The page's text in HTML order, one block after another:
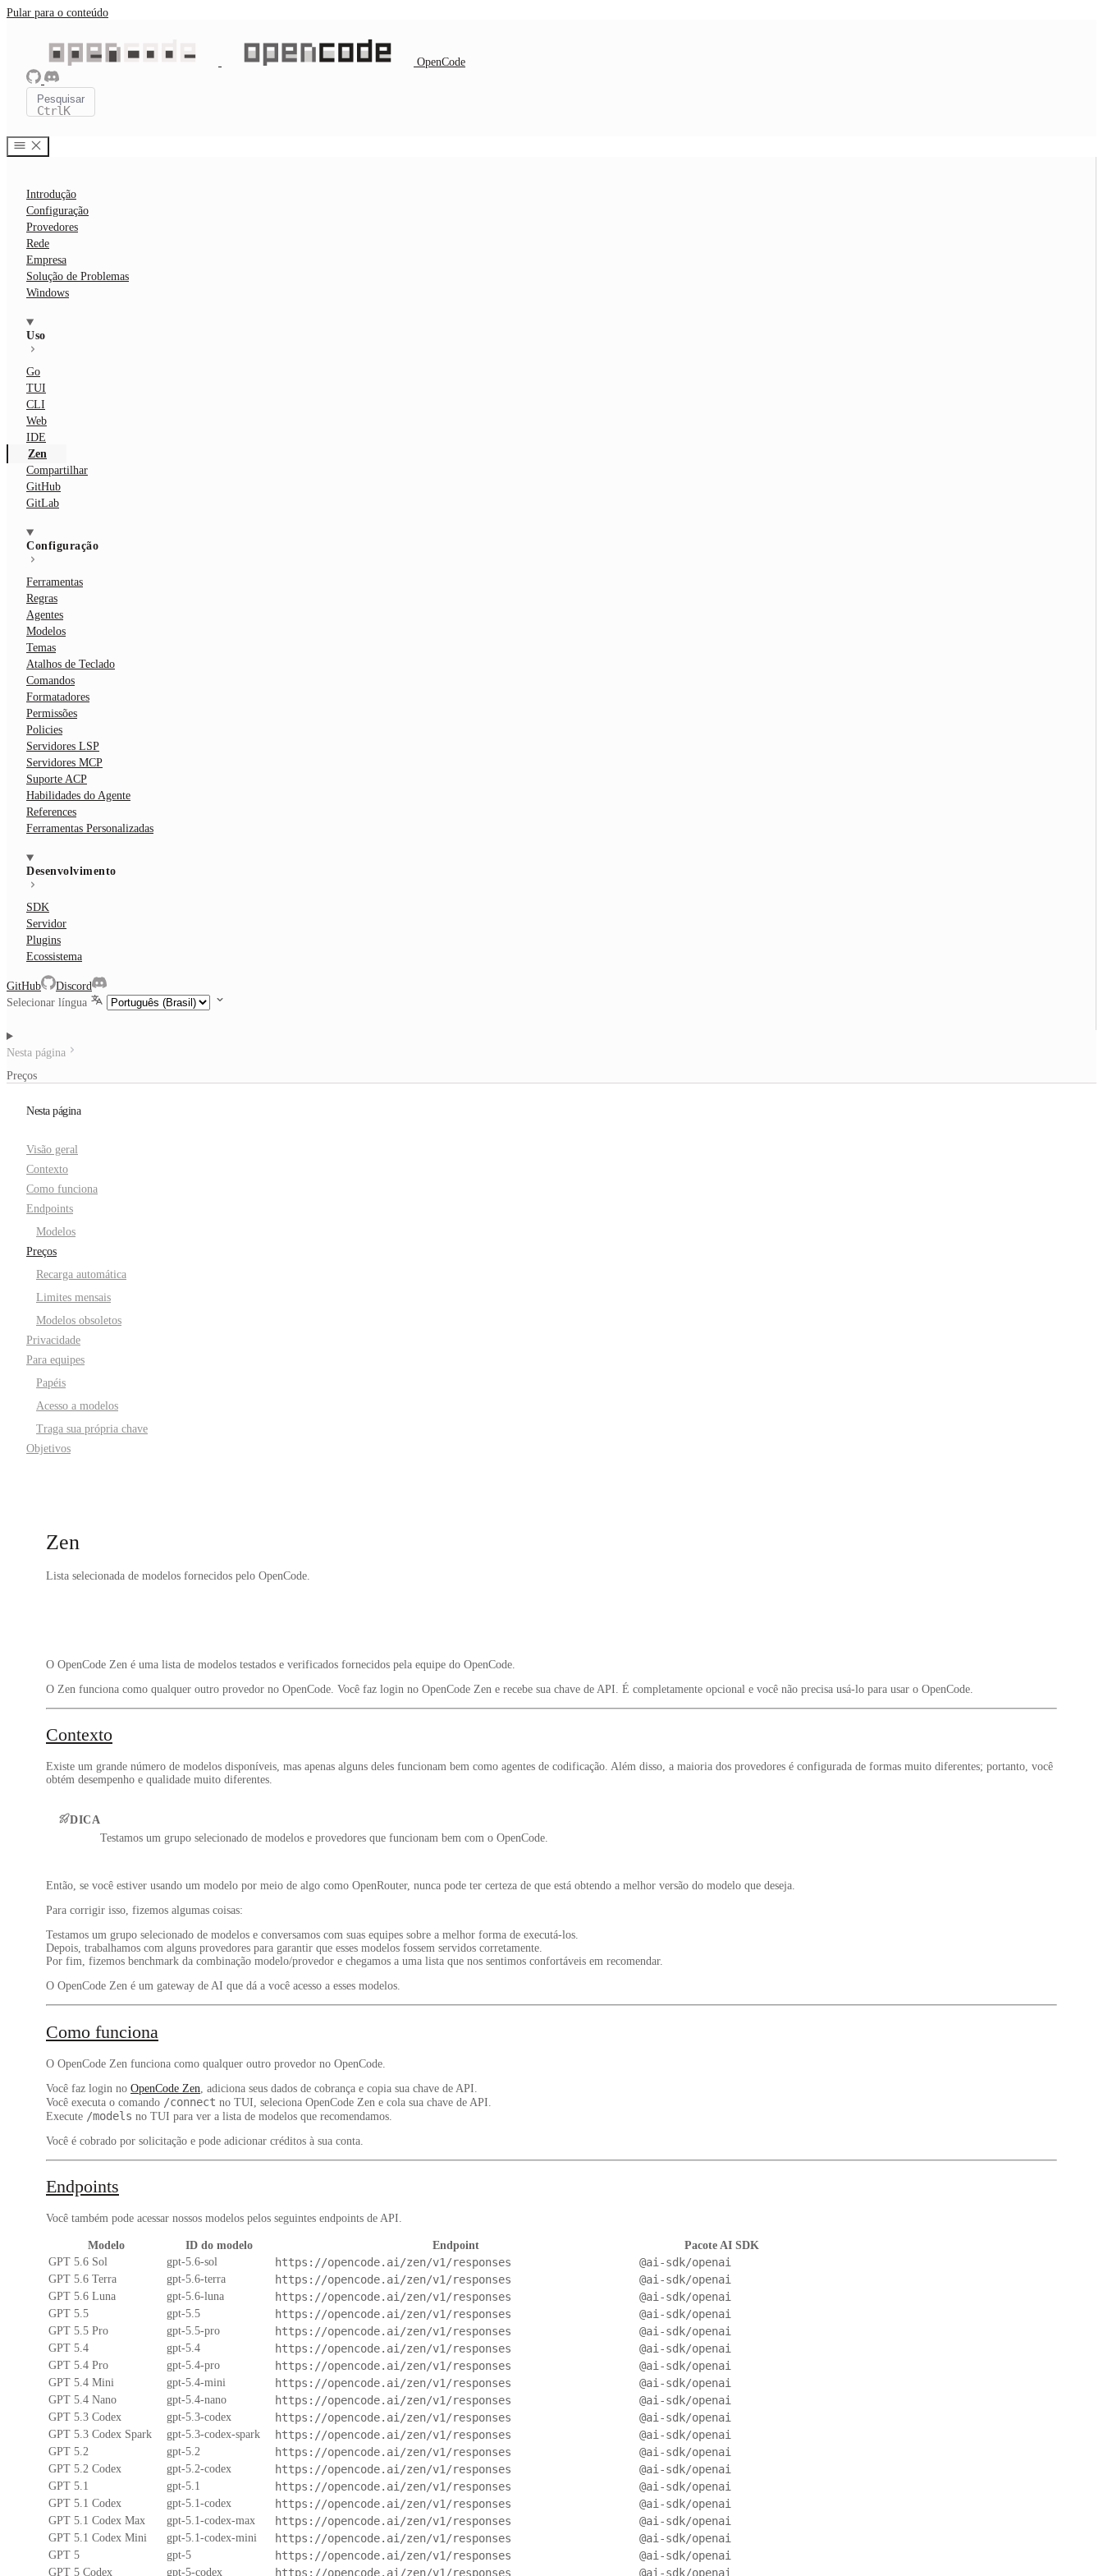
Pular para o conteúdo
OpenCode
Pesquisar
CtrlK
Introdução
Configuração
Provedores
Rede
Empresa
Solução de Problemas
Windows
Uso
Go
TUI
CLI
Web
IDE
Zen
Compartilhar
GitHub
GitLab
Configuração
Ferramentas
Regras
Agentes
Modelos
Temas
Atalhos de Teclado
Comandos
Formatadores
Permissões
Policies
Servidores LSP
Servidores MCP
Suporte ACP
Habilidades do Agente
References
Ferramentas Personalizadas
Desenvolvimento
SDK
Servidor
Plugins
Ecossistema
GitHub
Discord
Selecionar língua
Nesta página
Preços
Nesta página
Visão geral
Contexto
Como funciona
Endpoints
Modelos
Preços
Recarga automática
Limites mensais
Modelos obsoletos
Privacidade
Para equipes
Papéis
Acesso a modelos
Traga sua própria chave
Objetivos
Zen
Lista selecionada de modelos fornecidos pelo OpenCode.
O OpenCode Zen é uma lista de modelos testados e verificados fornecidos pela equipe do OpenCode.
O Zen funciona como qualquer outro provedor no OpenCode. Você faz login no OpenCode Zen e recebe sua chave de API. É completamente opcional e você não precisa usá-lo para usar o OpenCode.
Contexto
Existe um grande número de modelos disponíveis, mas apenas alguns deles funcionam bem como agentes de codificação. Além disso, a maioria dos provedores é configurada de formas muito diferentes; portanto, você
obtém desempenho e qualidade muito diferentes.
DICA
Testamos um grupo selecionado de modelos e provedores que funcionam bem com o OpenCode.
Então, se você estiver usando um modelo por meio de algo como OpenRouter, nunca pode ter certeza de que está obtendo a melhor versão do modelo que deseja.
Para corrigir isso, fizemos algumas coisas:
Testamos um grupo selecionado de modelos e conversamos com suas equipes sobre a melhor forma de executá-los.
Depois, trabalhamos com alguns provedores para garantir que esses modelos fossem servidos corretamente.
Por fim, fizemos benchmark da combinação modelo/provedor e chegamos a uma lista que nos sentimos confortáveis em recomendar.
O OpenCode Zen é um gateway de AI que dá a você acesso a esses modelos.
Como funciona
O OpenCode Zen funciona como qualquer outro provedor no OpenCode.
Você faz login no OpenCode Zen , adiciona seus dados de cobrança e copia sua chave de API.
Você executa o comando /connect no TUI, seleciona OpenCode Zen e cola sua chave de API.
Execute /models no TUI para ver a lista de modelos que recomendamos.
Você é cobrado por solicitação e pode adicionar créditos à sua conta.
Endpoints
Você também pode acessar nossos modelos pelos seguintes endpoints de API.
Modelo ID do modelo Endpoint
Pacote AI SDK
GPT 5.6 Sol
gpt-5.6-sol https://opencode.ai/zen/v1/responses @ai-sdk/openai
GPT 5.6 Terra gpt-5.6-terra https://opencode.ai/zen/v1/responses @ai-sdk/openai
GPT 5.6 Luna gpt-5.6-luna https://opencode.ai/zen/v1/responses @ai-sdk/openai
GPT 5.5 gpt-5.5 https://opencode.ai/zen/v1/responses @ai-sdk/openai
GPT 5.5 Pro gpt-5.5-pro https://opencode.ai/zen/v1/responses @ai-sdk/openai
GPT 5.4 gpt-5.4 https://opencode.ai/zen/v1/responses @ai-sdk/openai
GPT 5.4 Pro gpt-5.4-pro https://opencode.ai/zen/v1/responses @ai-sdk/openai
GPT 5.4 Mini gpt-5.4-mini https://opencode.ai/zen/v1/responses @ai-sdk/openai
GPT 5.4 Nano gpt-5.4-nano https://opencode.ai/zen/v1/responses @ai-sdk/openai
GPT 5.3 Codex gpt-5.3-codex https://opencode.ai/zen/v1/responses @ai-sdk/openai
GPT 5.3 Codex Spark gpt-5.3-codex-spark https://opencode.ai/zen/v1/responses @ai-sdk/openai
GPT 5.2 gpt-5.2 https://opencode.ai/zen/v1/responses @ai-sdk/openai
GPT 5.2 Codex gpt-5.2-codex https://opencode.ai/zen/v1/responses @ai-sdk/openai
GPT 5.1 gpt-5.1 https://opencode.ai/zen/v1/responses @ai-sdk/openai
GPT 5.1 Codex gpt-5.1-codex https://opencode.ai/zen/v1/responses @ai-sdk/openai
GPT 5.1 Codex Max gpt-5.1-codex-max https://opencode.ai/zen/v1/responses @ai-sdk/openai
GPT 5.1 Codex Mini gpt-5.1-codex-mini https://opencode.ai/zen/v1/responses @ai-sdk/openai
GPT 5 gpt-5 https://opencode.ai/zen/v1/responses @ai-sdk/openai
GPT 5 Codex gpt-5-codex https://opencode.ai/zen/v1/responses @ai-sdk/openai